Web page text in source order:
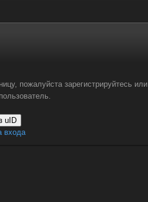
пожалуйста зарегистрируйтесь или
uID
входа